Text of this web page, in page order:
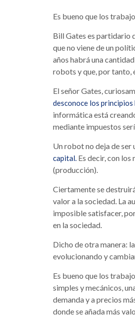
Es bueno que los
Bill Gates es partidario
que no viene de un
años habrá una
robots y que, por tanto,
El señor Gates,
desconoce los principios
informática está
mediante impuestos
Un robot no deja de ser
capital. Es decir, con
(producción).
Ciertamente se
valor a la sociedad. La
imposible satisfacer,
en la sociedad.
Dicho de otra manera:
evolucionando y
Es bueno que los
simples y mecánicos,
demanda y a precios
donde se añada más